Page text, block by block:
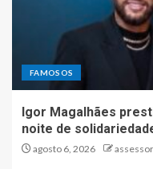
FAMOSOS
Igor Magalhães
noite de
agosto 6, 2026